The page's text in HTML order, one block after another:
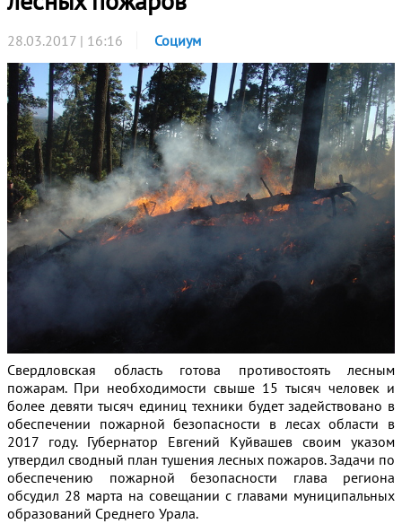
28.03.2017 | 16:16 Социум
Свердловская область готова противостоять лесным
пожарам.При необходимости свыше 15 тысяч человек и
более девяти тысяч единиц техники будет задействовано в
обеспечении пожарной безопасности в лесах области в
2017 году. Губернатор Евгений Куйвашев своим указом
утвердил сводный план тушения лесных пожаров. Задачи по
обеспечению пожарной безопасности глава региона
обсудил 28 марта на совещании с главами муниципальных
образований Среднего Урала.